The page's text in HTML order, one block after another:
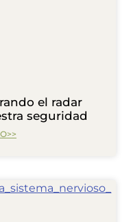
el radar
seguridad